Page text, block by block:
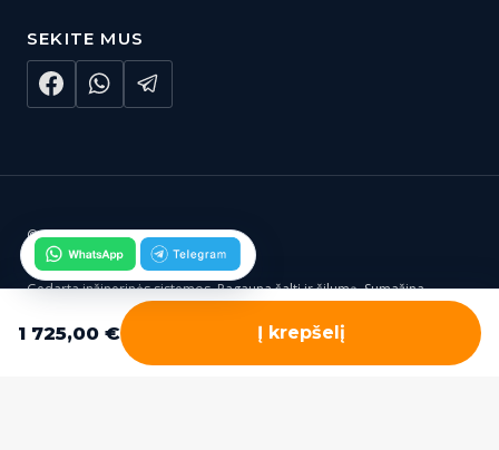
SEKITE MUS
© 2026 Gedarta.lt
Gedarta inžinerinės sistemos. Pagauna šaltį ir šilumą. Sumažina
rūpesčius ir išlaidas.
1 725,00 € Į krepšelį